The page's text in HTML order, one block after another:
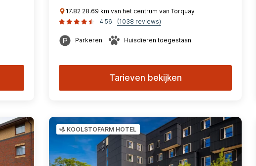
17.82 28.69 km van het centrum van Torquay
4.56
(1038 reviews)
Parkeren Huisdieren toegestaan
Tarieven bekijken
KOOLSTOFARM HOTEL